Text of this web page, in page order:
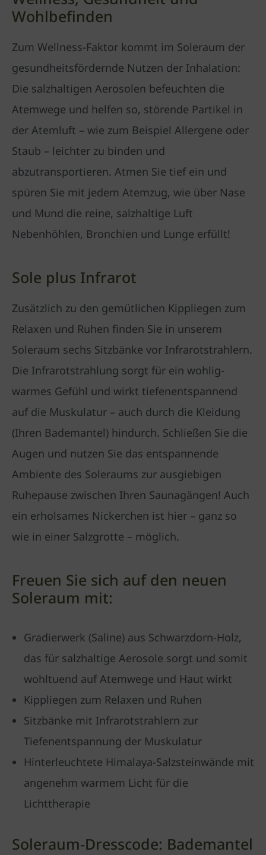
Wohlbefinden
Zum Wellness-Faktor kommt im Soleraum der
gesundheitsfördernde Nutzen der Inhalation:
Die salzhaltigen Aerosolen befeuchten die
Atemwege und helfen so, störende Partikel in
der Atemluft – wie zum Beispiel Allergene oder
Staub – leichter zu binden und
abzutransportieren. Atmen Sie tief ein und
spüren Sie mit jedem Atemzug, wie über Nase
und Mund die reine, salzhaltige Luft
Nebenhöhlen, Bronchien und Lunge erfüllt!
Sole plus Infrarot
Zusätzlich zu den gemütlichen Kippliegen zum
Relaxen und Ruhen finden Sie in unserem
Soleraum sechs Sitzbänke vor Infrarotstrahlern.
Die Infrarotstrahlung sorgt für ein wohlig-
warmes Gefühl und wirkt tiefenentspannend
auf die Muskulatur – auch durch die Kleidung
(Ihren Bademantel) hindurch. Schließen Sie die
Augen und nutzen Sie das entspannende
Ambiente des Soleraums zur ausgiebigen
Ruhepause zwischen Ihren Saunagängen! Auch
ein erholsames Nickerchen ist hier – ganz so
wie in einer Salzgrotte – möglich.
Freuen Sie sich auf den neuen
Soleraum mit:
Gradierwerk (Saline) aus Schwarzdorn-Holz,
das für salzhaltige Aerosole sorgt und somit
wohltuend auf Atemwege und Haut wirkt
Kippliegen zum Relaxen und Ruhen
Sitzbänke mit Infrarotstrahlern zur
Tiefenentspannung der Muskulatur
Hinterleuchtete Himalaya-Salzsteinwände mit
angenehm warmem Licht für die
Lichttherapie
Soleraum-Dresscode: Bademantel